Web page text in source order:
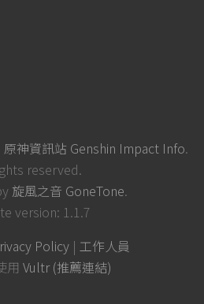
原神資訊站 Genshin Impact Info.
reserved.
旋風之音 GoneTone.
version: 1.1.7
Policy | 工作人員
用 Vultr (推薦連結)